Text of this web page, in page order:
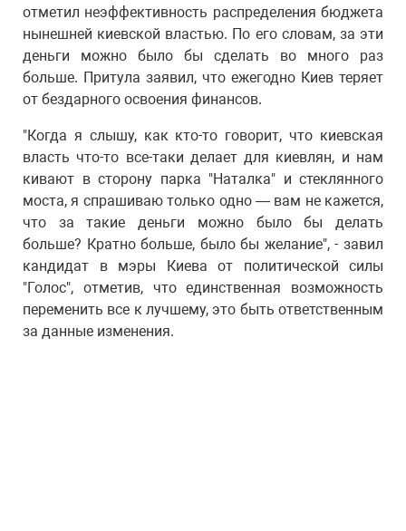
отметил неэффективность распределения бюджета
нынешней киевской властью. По его словам, за эти
деньги можно было бы сделать во много раз
больше. Притула заявил, что ежегодно Киев теряет
от бездарного освоения финансов.
"Когда я слышу, как кто-то говорит, что киевская
власть что-то все-таки делает для киевлян, и нам
кивают в сторону парка "Наталка" и стеклянного
моста, я спрашиваю только одно — вам не кажется,
что за такие деньги можно было бы делать
больше? Кратно больше, было бы желание", - завил
кандидат в мэры Киева от политической силы
"Голос", отметив, что единственная возможность
переменить все к лучшему, это быть ответственным
за данные изменения.